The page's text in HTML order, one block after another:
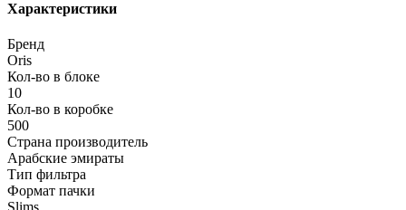
Характеристики
Бренд
Oris
Кол-во в блоке
10
Кол-во в коробке
500
Страна производитель
Арабские эмираты
Тип фильтра
Формат пачки